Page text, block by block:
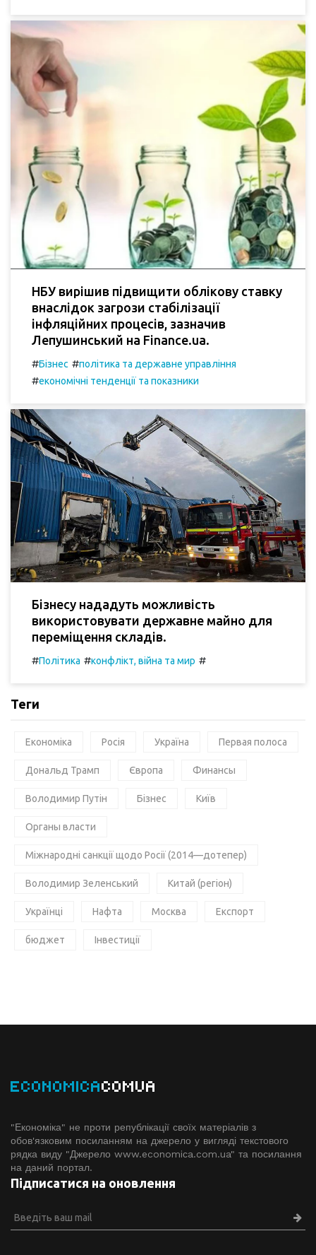
НБУ вирішив підвищити облікову ставку
внаслідок загрози стабілізації
інфляційних процесів, зазначив
Лепушинський на Finance.ua.
#Бізнес #політика та державне управління
#економічні тенденції та показники
Бізнесу нададуть можливість
використовувати державне майно для
переміщення складів.
#Політика #конфлікт, війна та мир #
Теги
Економіка Росія Україна Первая полоса
Дональд Трамп Європа Финансы
Володимир Путін Бізнес Київ
Органы власти
Міжнародні санкції щодо Росії (2014—дотепер)
Володимир Зеленський Китай (регіон)
Українці Нафта Москва Експорт
бюджет Інвестиції
ECONOMICACOMUA
"Економіка" не проти републікації своїх матеріалів з
обов'язковим посиланням на джерело у вигляді текстового
рядка виду "Джерело www.economiсa.com.ua" та посилання
на даний портал.
Підписатися на оновлення